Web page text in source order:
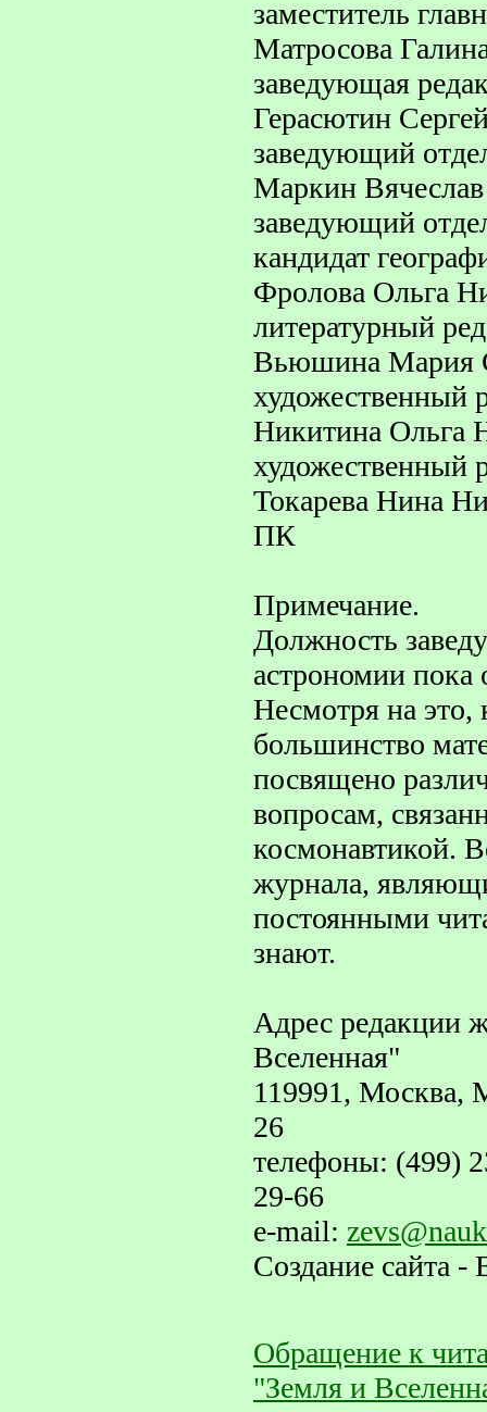
заместитель
Матросова
заведующая
Герасютин
заведующий
Маркин
заведующий
кандидат
Фролова Ольга
литературный
Вьюшина Мария
художественный
Никитина Ольга
художественный
Токарева Нина
ПК
Примечание.
Должность
астрономии пока
Несмотря на это,
большинство
посвящено
вопросам,
космонавтикой.
журнала,
постоянными
знают.
Адрес редакции
Вселенная"
119991, Москва,
26
телефоны: (499)
29-66
e-mail:
Создание сайта
Обращение к
"Земля и